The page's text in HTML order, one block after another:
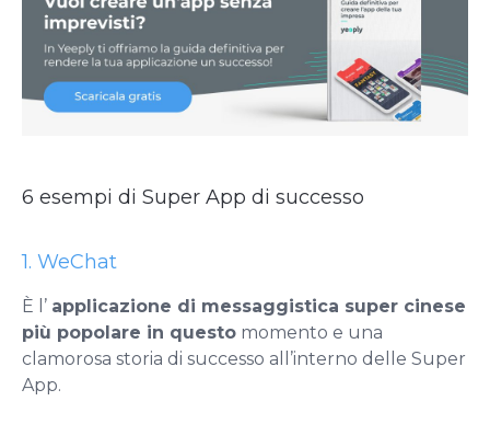
6 esempi di Super App di successo
1. WeChat
È l’ applicazione di messaggistica super cinese
più popolare in questo momento e una
clamorosa storia di successo all’interno delle Super
App.